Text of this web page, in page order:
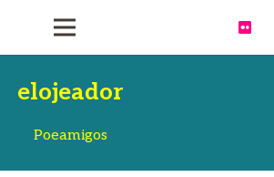
elojeador
Poeamigos